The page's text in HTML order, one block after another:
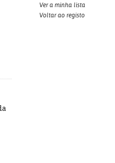
Ver a minha lista
Voltar ao registo